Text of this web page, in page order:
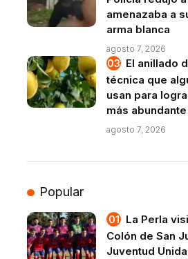
amenazaba a
arma blanca
agosto 7, 2026
El anillado
técnica que
usan para
más abundante
agosto 7, 2026
Popular
La Perla
Colón de San
Juventud